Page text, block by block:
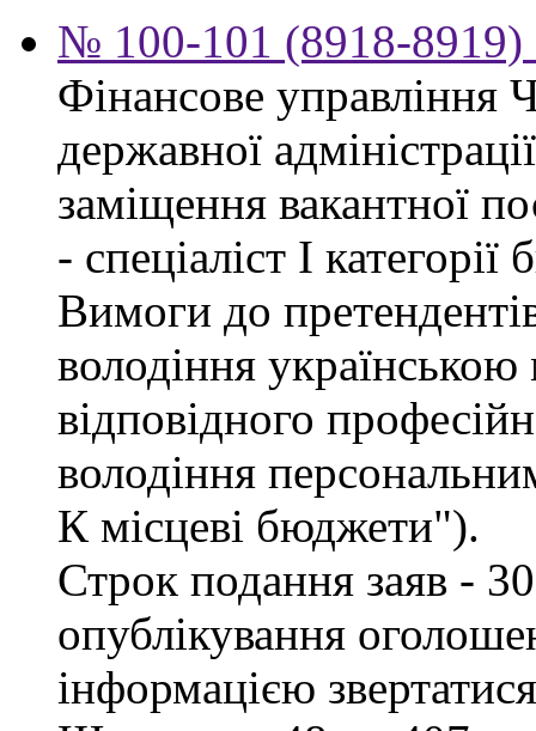
№ 100-101 (8918-8919)
Фінансове управління
державної
заміщення вакантної
- спеціаліст І
Вимоги до
володіння
відповідного
володіння
К місцеві бюджети").
Строк подання заяв -
опублікування
інформацією